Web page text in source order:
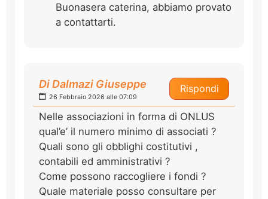
Buonasera caterina, abbiamo provato
a contattarti.
Rispondi
Di Dalmazi Giuseppe
26 Febbraio 2026 alle 07:09
Nelle associazioni in forma di ONLUS
qual’e’ il numero minimo di associati ?
Quali sono gli obblighi costitutivi ,
contabili ed amministrativi ?
Come possono raccogliere i fondi ?
Quale materiale posso consultare per